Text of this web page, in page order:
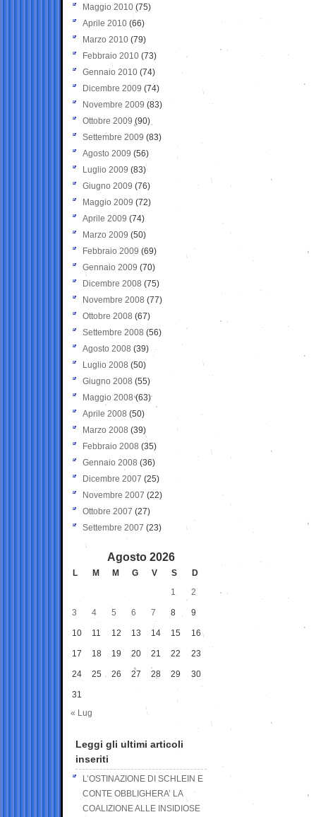
Maggio 2010 (75)
Aprile 2010 (66)
Marzo 2010 (79)
Febbraio 2010 (73)
Gennaio 2010 (74)
Dicembre 2009 (74)
Novembre 2009 (83)
Ottobre 2009 (90)
Settembre 2009 (83)
Agosto 2009 (56)
Luglio 2009 (83)
Giugno 2009 (76)
Maggio 2009 (72)
Aprile 2009 (74)
Marzo 2009 (50)
Febbraio 2009 (69)
Gennaio 2009 (70)
Dicembre 2008 (75)
Novembre 2008 (77)
Ottobre 2008 (67)
Settembre 2008 (56)
Agosto 2008 (39)
Luglio 2008 (50)
Giugno 2008 (55)
Maggio 2008(63)
Aprile 2008 (50)
Marzo 2008 (39)
Febbraio 2008 (35)
Gennaio 2008 (36)
Dicembre 2007 (25)
Novembre 2007 (22)
Ottobre 2007 (27)
Settembre 2007 (23)
Agosto 2026
L M M G V S
D
1
2
3 4 5 6 7 8 9
10 11 12 13 14 15 16
17 18 19 20 21 22 23
24 25 26 27 28 29 30
31
« Lug
Leggi gli ultimi articoli
inseriti
L’OSTINAZIONE DI SCHLEIN E
CONTE OBBLIGHERA’ LA
COALIZIONE ALLE INSIDIOSE